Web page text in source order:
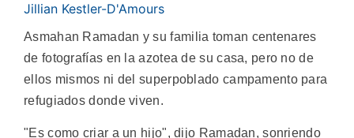
Jillian Kestler-D'Amours
Asmahan Ramadan y su familia toman centenares
de fotografías en la azotea de su casa, pero no de
ellos mismos ni del superpoblado campamento para
refugiados donde viven.
"Es como criar a un hijo", dijo Ramadan, sonriendo